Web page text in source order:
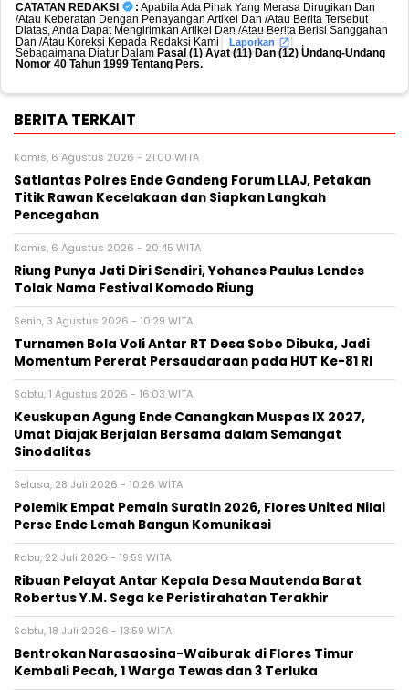
CATATAN REDAKSI : Apabila Ada Pihak Yang Merasa Dirugikan Dan
/Atau Keberatan Dengan Penayangan Artikel Dan /Atau Berita Tersebut
Diatas, Anda Dapat Mengirimkan Artikel Dan /Atau Berita Berisi Sanggahan
Dan /Atau Koreksi Kepada Redaksi Kami
Laporkan
,
Sebagaimana Diatur Dalam Pasal (1) Ayat (11) Dan (12) Undang-Undang
Nomor 40 Tahun 1999 Tentang Pers.
BERITA TERKAIT
Kamis, 6 Agustus 2026 - 21:00 WITA
Satlantas Polres Ende Gandeng Forum LLAJ, Petakan
Titik Rawan Kecelakaan dan Siapkan Langkah
Pencegahan
Kamis, 6 Agustus 2026 - 20:45 WITA
Riung Punya Jati Diri Sendiri, Yohanes Paulus Lendes
Tolak Nama Festival Komodo Riung
Senin, 3 Agustus 2026 - 10:29 WITA
Turnamen Bola Voli Antar RT Desa Sobo Dibuka, Jadi
Momentum Pererat Persaudaraan pada HUT Ke-81 RI
Sabtu, 1 Agustus 2026 - 16:03 WITA
Keuskupan Agung Ende Canangkan Muspas IX 2027,
Umat Diajak Berjalan Bersama dalam Semangat
Sinodalitas
Selasa, 28 Juli 2026 - 10:26 WITA
Polemik Empat Pemain Suratin 2026, Flores United Nilai
Perse Ende Lemah Bangun Komunikasi
Rabu, 22 Juli 2026 - 19:59 WITA
Ribuan Pelayat Antar Kepala Desa Mautenda Barat
Robertus Y.M. Sega ke Peristirahatan Terakhir
Sabtu, 18 Juli 2026 - 13:59 WITA
Bentrokan Narasaosina-Waiburak di Flores Timur
Kembali Pecah, 1 Warga Tewas dan 3 Terluka